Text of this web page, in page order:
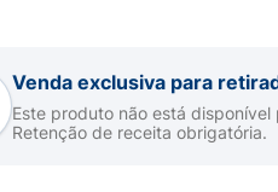
Venda exclusiva para
Este produto não está disponível
Retenção de receita obrigatória.